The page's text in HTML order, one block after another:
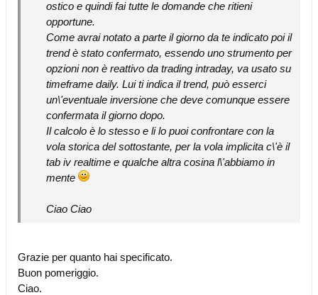
ostico e quindi fai tutte le domande che ritieni
opportune.
Come avrai notato a parte il giorno da te indicato poi il
trend è stato confermato, essendo uno strumento per
opzioni non è reattivo da trading intraday, va usato su
timeframe daily. Lui ti indica il trend, può esserci
un\'eventuale inversione che deve comunque essere
confermata il giorno dopo.
Il calcolo è lo stesso e li lo puoi confrontare con la
vola storica del sottostante, per la vola implicita c\'è il
tab iv realtime e qualche altra cosina l\'abbiamo in
mente
Ciao Ciao
Grazie per quanto hai specificato.
Buon pomeriggio.
Ciao.